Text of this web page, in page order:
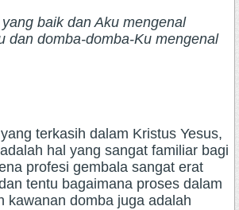
baik dan Aku mengenal
dan domba-domba-Ku mengenal
terkasih dalam Kristus Yesus,
hal yang sangat familiar bagi
profesi gembala sangat erat
tentu bagaimana proses dalam
kawanan domba juga adalah